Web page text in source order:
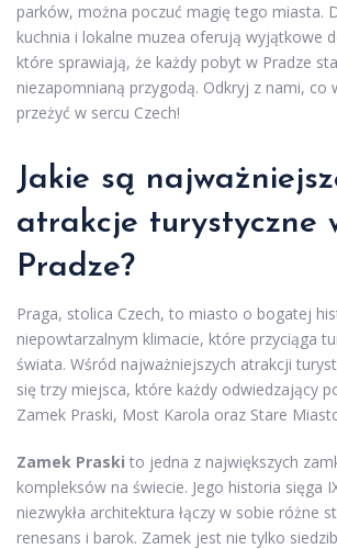
parków, można poczuć magię tego miasta.
kuchnia i lokalne muzea oferują wyjątkowe
które sprawiają, że każdy pobyt w Pradze
niezapomnianą przygodą. Odkryj z nami, co
przeżyć w sercu Czech!
Jakie są
atrakcje turystyczne
Pradze?
Praga, stolica Czech, to miasto o bogatej
niepowtarzalnym klimacie, które przyciąga
świata. Wśród najważniejszych atrakcji
się trzy miejsca, które każdy odwiedzający
Zamek Praski, Most Karola oraz Stare
Zamek Praski to jedna z największych
kompleksów na świecie. Jego historia sięga
niezwykła architektura łączy w sobie różne
renesans i barok. Zamek jest nie tylko